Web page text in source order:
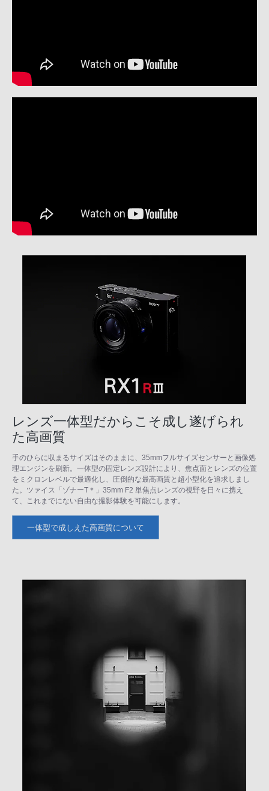
レンズ一体型だからこそ成し遂げられ
た高画質
手のひらに収まるサイズはそのままに、35mmフルサイズセンサーと画像処
理エンジンを刷新。一体型の固定レンズ設計により、焦点面とレンズの位置
をミクロンレベルで最適化し、圧倒的な最高画質と超小型化を追求しまし
た。ツァイス「ゾナーT＊」35mm F2 単焦点レンズの視野を日々に携え
て、これまでにない自由な撮影体験を可能にします。
一体型で成しえた高画質について